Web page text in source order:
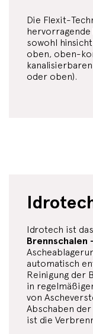
Die Flexit-
hervorragende
sowohl
oben, oben-
oder oben).
Idrotech ist
Brennschalen
automatisch
Reinigung der
in
von
Abschaben der
ist die